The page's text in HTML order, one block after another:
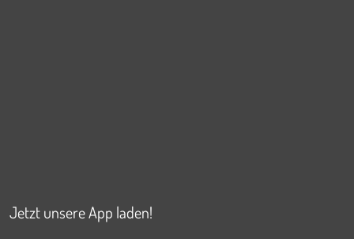
Jetzt unsere App laden!